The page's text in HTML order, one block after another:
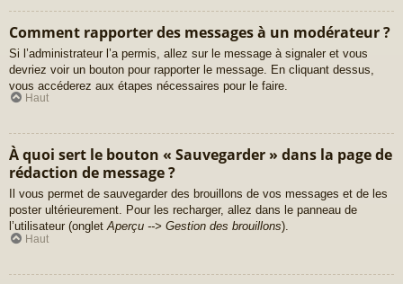
Comment rapporter des messages à un modérateur ?
Si l’administrateur l’a permis, allez sur le message à signaler et vous
devriez voir un bouton pour rapporter le message. En cliquant dessus,
vous accéderez aux étapes nécessaires pour le faire.
Haut
À quoi sert le bouton « Sauvegarder » dans la page de
rédaction de message ?
Il vous permet de sauvegarder des brouillons de vos messages et de les
poster ultérieurement. Pour les recharger, allez dans le panneau de
l’utilisateur (ongletAperçu --> Gestion des brouillons).
Haut